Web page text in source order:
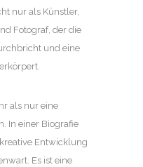
nur als Künstler,
Fotograf, der die
und eine
als nur eine
In einer Biografie
Entwicklung
Es ist eine